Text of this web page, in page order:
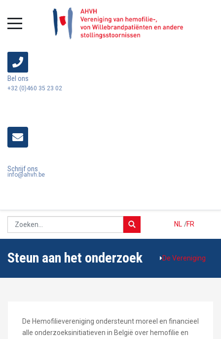
Bel ons
+32 (0)460 35 23 02
Schrijf ons
info@ahvh.be
NL FR
/
Steun aan het onderzoek De Vereniging
De Hemofilievereniging ondersteunt moreel en financieel
alle onderzoeksinitiatieven in België over hemofilie en